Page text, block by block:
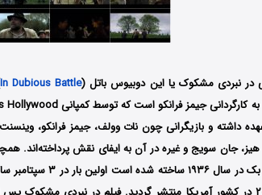
در نبردی مشکوک یا این دوبیوس باتل (In Dubious Battle
داشته و بازیگرانی چون نات وولف، جیمز فرانکو، وینسنت
هیز، جان سویج و غیره در آن به ایفای نقش پرداخته‌اند.